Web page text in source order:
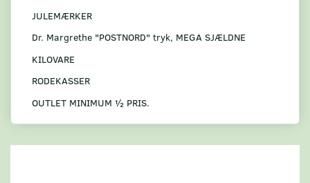
JULEMÆRKER
Dr. Margrethe "POSTNORD" tryk, MEGA SJÆLDNE
KILOVARE
RODEKASSER
OUTLET MINIMUM ½ PRIS.